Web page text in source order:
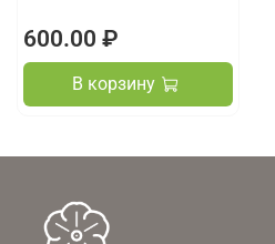
600.00 ₽
В корзину